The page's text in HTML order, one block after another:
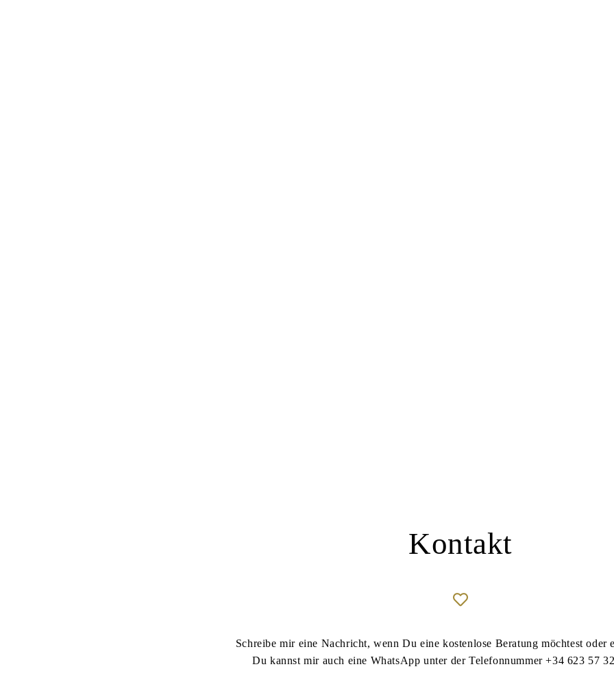
Kontakt
Schreibe mir eine Nachricht, wenn Du eine kostenlose Beratung möchtest oder
Du kannst mir auch eine WhatsApp unter der Telefonnummer +34 623 57